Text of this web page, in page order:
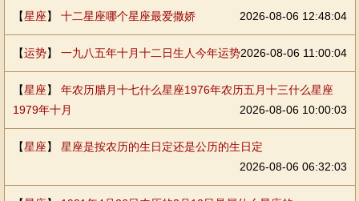
【星座】 十二星座哪个星座最爱撒娇 2026-08-06 12:48:04
【运势】 一九八五年十月十二日生人今年运势2026-08-06 11:00:04
【星座】 年农历腊月十七什么星座1976年农历五月十三什么星座
1979年十月
2026-08-06 10:00:03
【星座】 星座是按农历的生日定还是公历的生日定
2026-08-06 06:32:03